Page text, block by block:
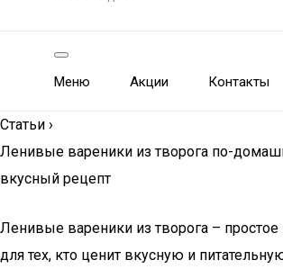
Меню Акции Контакты
Статьи ›
Ленивые вареники из творога по-
вкусный рецепт
Ленивые вареники из творога –
для тех, кто ценит вкусную и